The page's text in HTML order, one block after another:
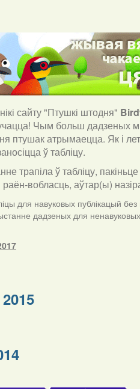
сайту "Птушкі штодня"
Чым больш дадзеных
птушак атрымаецца. Як і
ў табліцу.
трапіла ў табліцу,
вобласць, аўтар(ы)
для навуковых публікацый без
дадзеных для